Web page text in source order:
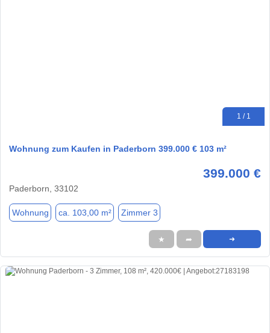
1 / 1
Wohnung zum Kaufen in Paderborn 399.000 € 103 m²
399.000 €
Paderborn, 33102
Wohnung ca. 103,00 m² Zimmer 3
★ ➦ ➜